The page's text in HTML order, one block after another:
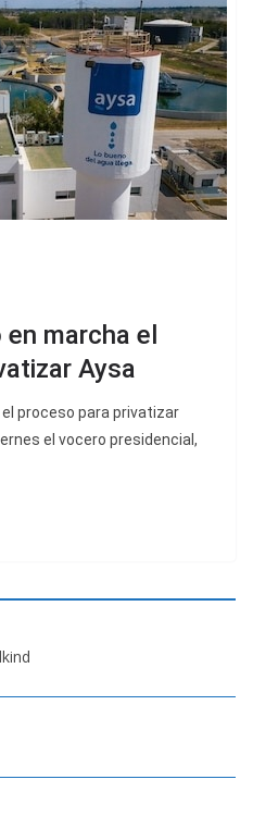
marcha el
Aysa
el proceso para privatizar
el vocero presidencial,